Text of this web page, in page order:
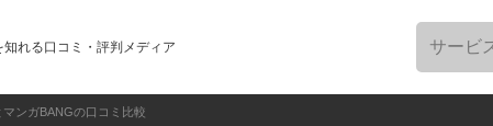
知れる口コミ・評判メディア
マンガBANGの口コミ比較